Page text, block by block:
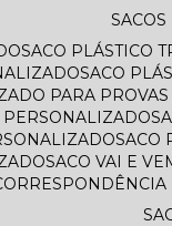
SACO PLÁSTICO
SACO
PARA
PERSONALIZADO
SACO VAI E